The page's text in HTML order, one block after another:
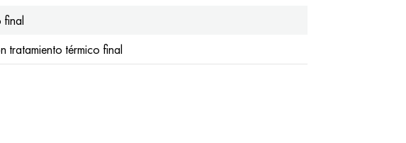
final
térmico final